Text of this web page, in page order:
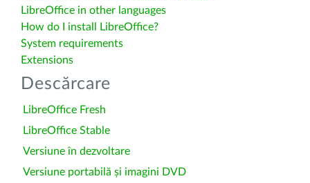
LibreOffice in other languages
How do I install LibreOffice?
System requirements
Extensions
Descărcare
LibreOffice Fresh
LibreOffice Stable
Versiune în dezvoltare
Versiune portabilă și imagini DVD